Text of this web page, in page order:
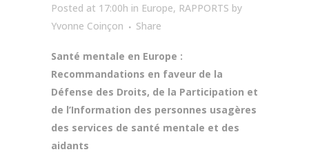
Posted at 17:00h in Europe, RAPPORTS by
Yvonne Coinçon
Share
Santé mentale en Europe :
Recommandations en faveur de la
Défense des Droits, de la Participation et
de l’Information des personnes usagères
des services de santé mentale et des
aidants